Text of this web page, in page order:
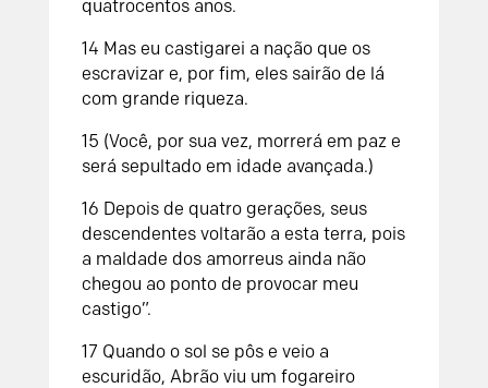
quatrocentos anos.
14 Mas eu castigarei a nação que os
escravizar e, por fim, eles sairão de lá
com grande riqueza.
15 (Você, por sua vez, morrerá em paz e
será sepultado em idade avançada.)
16 Depois de quatro gerações, seus
descendentes voltarão a esta terra, pois
a maldade dos amorreus ainda não
chegou ao ponto de provocar meu
castigo”.
17 Quando o sol se pôs e veio a
escuridão, Abrão viu um fogareiro